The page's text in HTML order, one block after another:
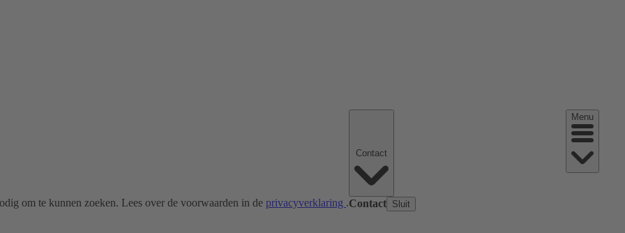
om te kunnen zoeken. Lees over de voorwaarden in de privacyverklaring .Contact Sluit
Menu